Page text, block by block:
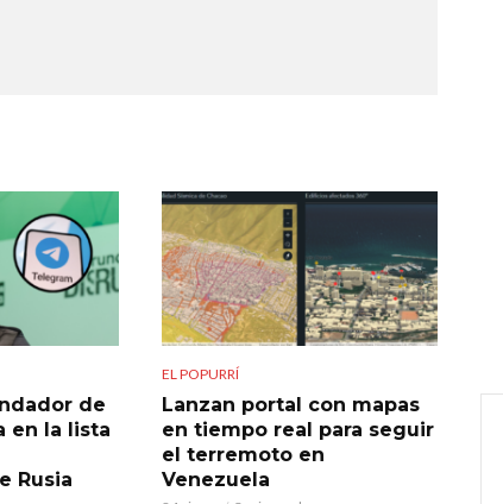
de
en la lista
Rusia
EL POPURRÍ
Lanzan portal con mapas
en tiempo real para seguir
el terremoto en
Venezuela